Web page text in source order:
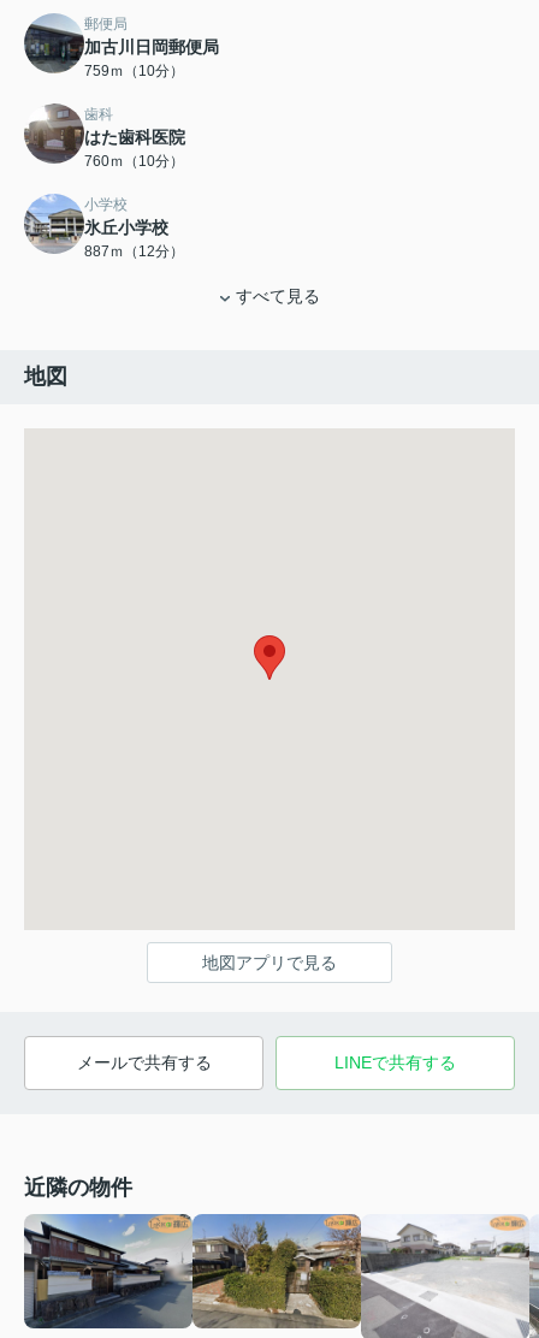
郵便局
加古川日岡郵便局
759ｍ（10分）
歯科
はた歯科医院
760ｍ（10分）
小学校
氷丘小学校
887ｍ（12分）
すべて見る
地図
地図アプリで見る
メールで共有する LINEで共有する
近隣の物件